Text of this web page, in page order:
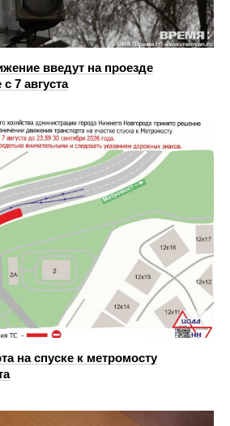
введут на проезде
7 августа
на спуске к метромосту